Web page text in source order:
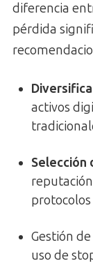
diferencia
pérdida
activos
Selección
Gestión
uso de